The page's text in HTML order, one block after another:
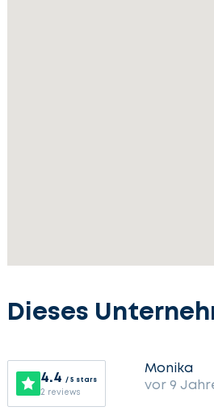
Dieses
4.4 / 5 stars
2 reviews
Monika
vor 9